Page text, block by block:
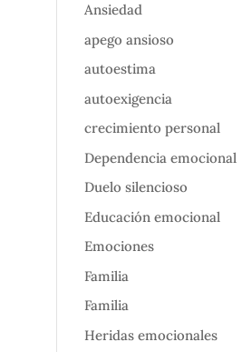
Ansiedad
apego ansioso
autoestima
autoexigencia
crecimiento personal
Dependencia emocional
Duelo silencioso
Educación emocional
Emociones
Familia
Familia
Heridas emocionales